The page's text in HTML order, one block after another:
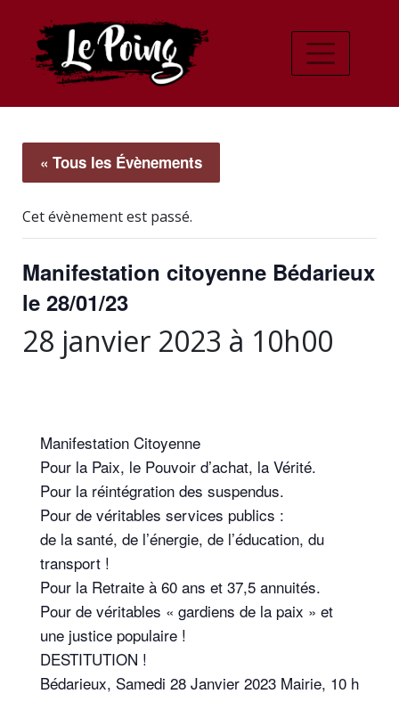
« Tous les Évènements
Cet évènement est passé.
Manifestation citoyenne Bédarieux
le 28/01/23
28 janvier 2023 à 10h00
Manifestation Citoyenne
Pour la Paix, le Pouvoir d’achat, la Vérité.
Pour la réintégration des suspendus.
Pour de véritables services publics :
de la santé, de l’énergie, de l’éducation, du
transport !
Pour la Retraite à 60 ans et 37,5 annuités.
Pour de véritables « gardiens de la paix » et
une justice populaire !
DESTITUTION !
Bédarieux, Samedi 28 Janvier 2023 Mairie, 10 h